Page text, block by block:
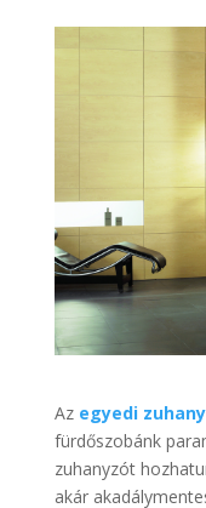
Az egyedi
fürdőszobánk
zuhanyzót
akár